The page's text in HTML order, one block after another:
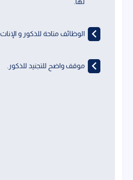
الوظائف متاحة للذكور و الإناث.
موقف واضح للتجنيد للذكور.